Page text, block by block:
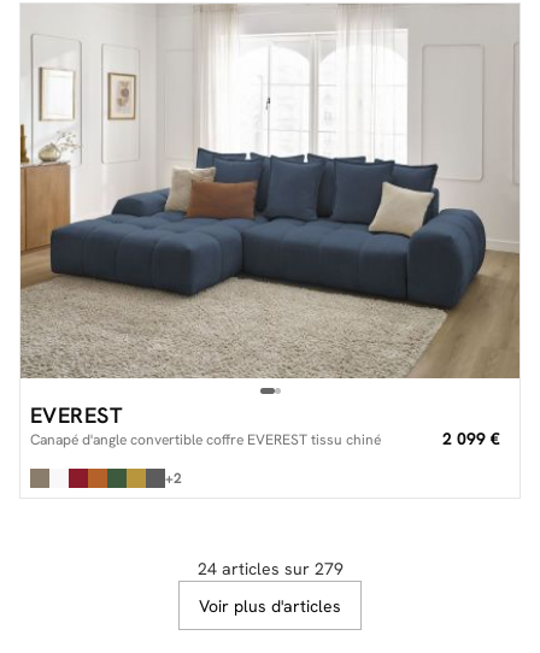
EVEREST
Canapé d'angle convertible coffre EVEREST tissu chiné 2 099 €
+2
24 articles sur 279
Voir plus d'articles